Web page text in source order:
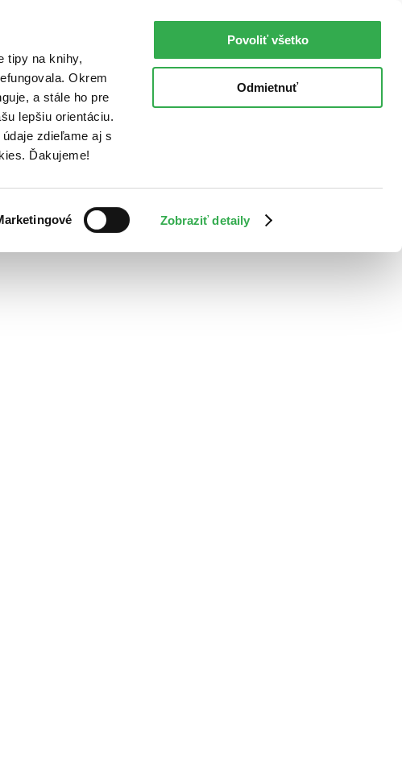
tipy na knihy,
Okrem
a stále ho pre
lepšiu orientáciu.
zdieľame aj s
Ďakujeme!
Zobraziť detaily
Povoliť všetko
Odmietnuť